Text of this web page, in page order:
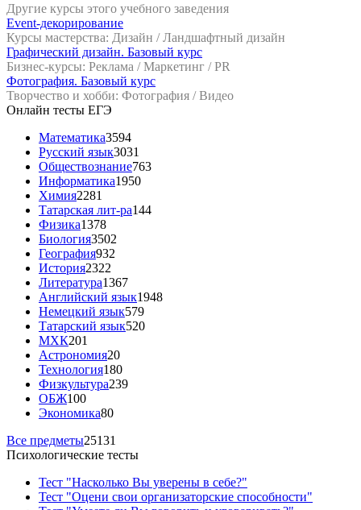
Другие курсы этого учебного заведения
Event-декорирование
Курсы мастерства: Дизайн / Ландшафтный дизайн
Графический дизайн. Базовый курс
Бизнес-курсы: Реклама / Маркетинг / PR
Фотография. Базовый курс
Творчество и хобби: Фотография / Видео
Онлайн тесты ЕГЭ
Математика3594
Русский язык3031
Обществознание763
Информатика1950
Химия2281
Татарская лит-ра144
Физика1378
Биология3502
География932
История2322
Литература1367
Английский язык1948
Немецкий язык579
Татарский язык520
МХК201
Астрономия20
Технология180
Физкультура239
ОБЖ100
Экономика80
Все предметы25131
Психологические тесты
Тест "Насколько Вы уверены в себе?"
Тест "Оцени свои организаторские способности"